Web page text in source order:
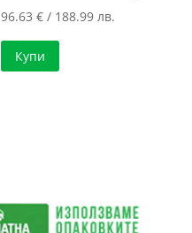
96.63€ / 188.99 лв.
Купи